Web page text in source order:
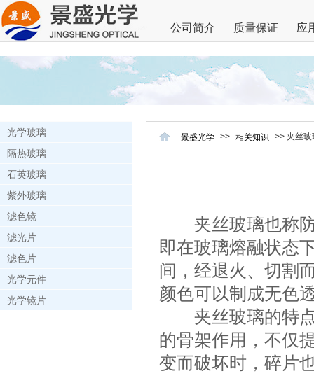
公司简介 质量保证 应
光学玻璃
隔热玻璃
石英玻璃
紫外玻璃
滤色镜
滤光片
滤色片
光学元件
光学镜片
景盛光学 >> 相关知识 >> 夹丝玻
夹丝玻璃也称防
即在玻璃熔融状态
间，经退火、切割
颜色可以制成无色
夹丝玻璃的特点
的骨架作用，不仅
变而破坏时，碎片